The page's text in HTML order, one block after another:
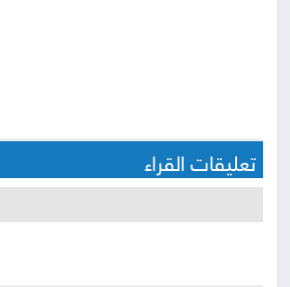
تعليقات القراء